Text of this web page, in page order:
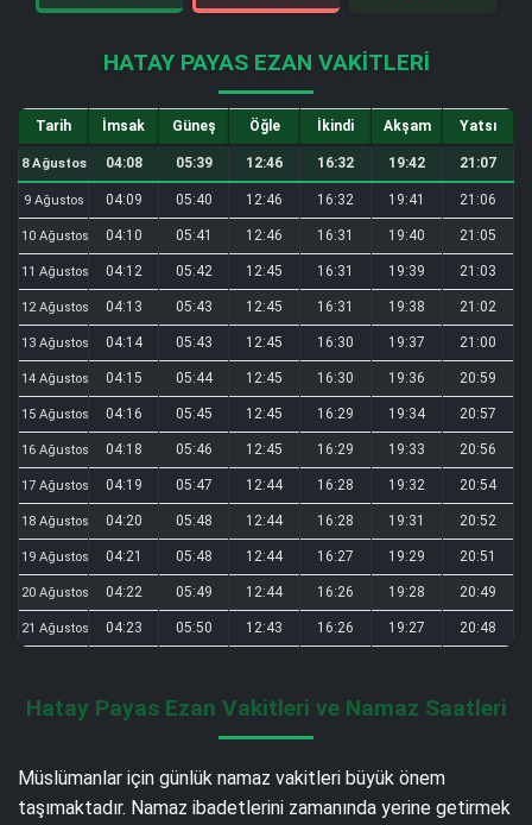
HATAY PAYAS EZAN VAKITLERI
Tarih İmsak Güneş Öğle İkindi Akşam Yatsı
8 Ağustos 04:08 05:39 12:46 16:32 19:42 21:07
9 Ağustos 04:09 05:40 12:46 16:32 19:41 21:06
10 Ağustos 04:10 05:41 12:46 16:31 19:40 21:05
11 Ağustos 04:12 05:42 12:45 16:31 19:39 21:03
12 Ağustos 04:13 05:43 12:45 16:31 19:38 21:02
13 Ağustos 04:14 05:43 12:45 16:30 19:37 21:00
14 Ağustos 04:15 05:44 12:45 16:30 19:36 20:59
15 Ağustos 04:16 05:45 12:45 16:29 19:34 20:57
16 Ağustos 04:18 05:46 12:45 16:29 19:33 20:56
17 Ağustos 04:19 05:47 12:44 16:28 19:32 20:54
18 Ağustos 04:20 05:48 12:44 16:28 19:31 20:52
19 Ağustos 04:21 05:48 12:44 16:27 19:29 20:51
20 Ağustos 04:22 05:49 12:44 16:26 19:28 20:49
21 Ağustos 04:23 05:50 12:43 16:26 19:27 20:48
Hatay Payas Ezan Vakitleri ve Namaz Saatleri
Müslümanlar için günlük namaz vakitleri büyük önem
taşımaktadır. Namaz ibadetlerini zamanında yerine getirmek